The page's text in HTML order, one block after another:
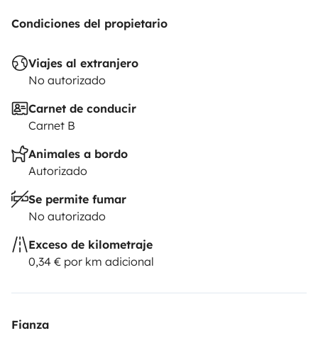
Condiciones del propietario
Viajes al extranjero
No autorizado
Carnet de conducir
Carnet B
Animales a bordo
Autorizado
Se permite fumar
No autorizado
Exceso de kilometraje
0,34 € por km adicional
Fianza